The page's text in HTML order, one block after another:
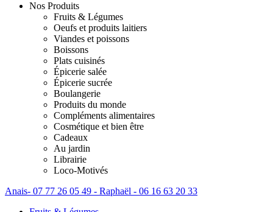
Nos Produits
Fruits & Légumes
Oeufs et produits laitiers
Viandes et poissons
Boissons
Plats cuisinés
Épicerie salée
Épicerie sucrée
Boulangerie
Produits du monde
Compléments alimentaires
Cosmétique et bien être
Cadeaux
Au jardin
Librairie
Loco-Motivés
Anais- 07 77 26 05 49 - Raphaël - 06 16 63 20 33